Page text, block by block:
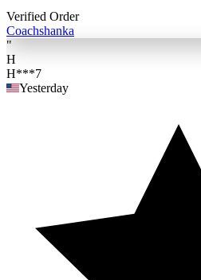
Verified Order
Coachshanka
"
H
H***7
Yesterday